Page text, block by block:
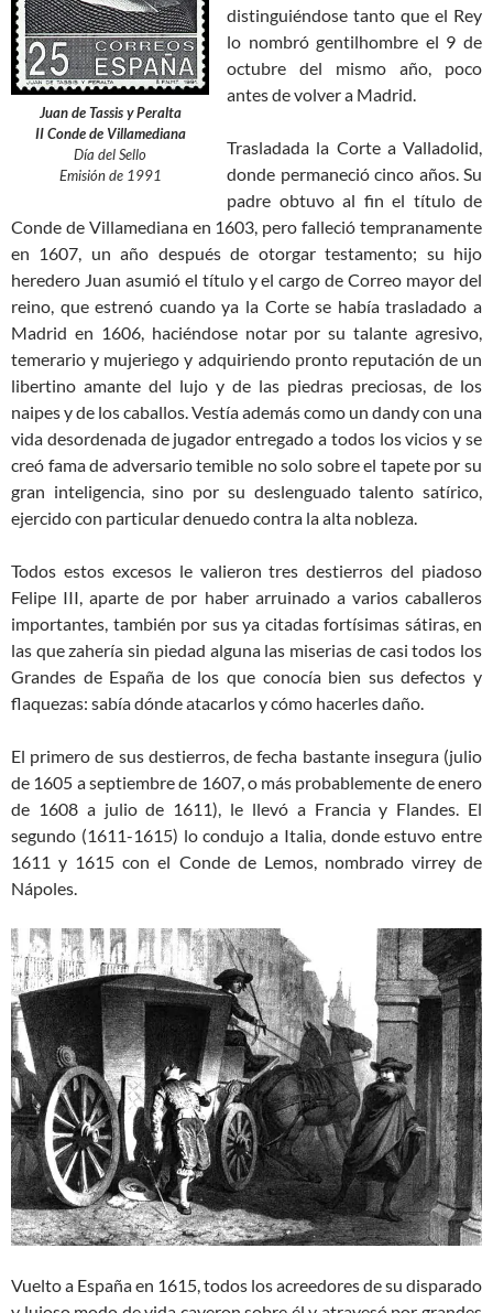
Juan de Tassis y Peralta
II Conde de Villamediana
Día del Sello
Emisión de 1991
distinguiéndose tanto que el Rey
lo nombró gentilhombre el 9 de
octubre del mismo año, poco
antes de volver a Madrid.
Trasladada la Corte a Valladolid,
donde permaneció cinco años. Su
padre obtuvo al fin el título de
Conde de Villamediana en 1603, pero falleció tempranamente
en 1607, un año después de otorgar testamento; su hijo
heredero Juan asumió el título y el cargo de Correo mayor del
reino, que estrenó cuando ya la Corte se había trasladado a
Madrid en 1606, haciéndose notar por su talante agresivo,
temerario y mujeriego y adquiriendo pronto reputación de un
libertino amante del lujo y de las piedras preciosas, de los
naipes y de los caballos. Vestía además como un dandy con una
vida desordenada de jugador entregado a todos los vicios y se
creó fama de adversario temible no solo sobre el tapete por su
gran inteligencia, sino por su deslenguado talento satírico,
ejercido con particular denuedo contra la alta nobleza.
Todos estos excesos le valieron tres destierros del piadoso
Felipe III, aparte de por haber arruinado a varios caballeros
importantes, también por sus ya citadas fortísimas sátiras, en
las que zahería sin piedad alguna las miserias de casi todos los
Grandes de España de los que conocía bien sus defectos y
flaquezas: sabía dónde atacarlos y cómo hacerles daño.
El primero de sus destierros, de fecha bastante insegura (julio
de 1605 a septiembre de 1607, o más probablemente de enero
de 1608 a julio de 1611), le llevó a Francia y Flandes. El
segundo (1611-1615) lo condujo a Italia, donde estuvo entre
1611 y 1615 con el Conde de Lemos, nombrado virrey de
Nápoles.
Vuelto a España en 1615, todos los acreedores de su disparado